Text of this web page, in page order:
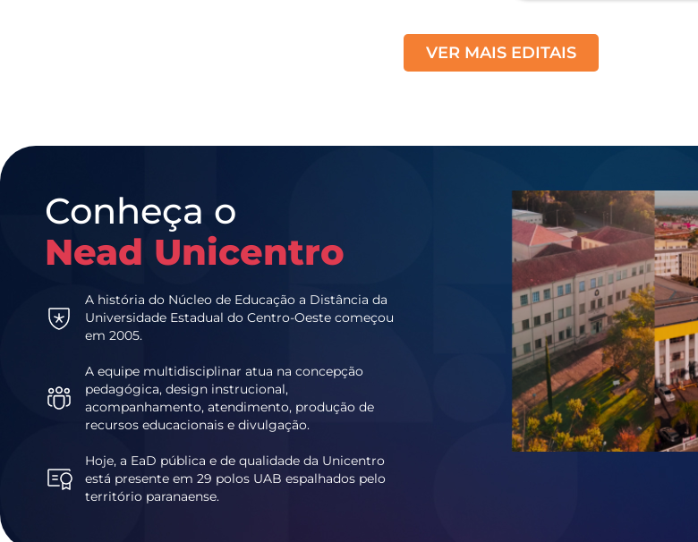
VER MAIS EDITAIS
Conheça o
Nead Unicentro
A história do Núcleo de Educação a Distância da
Universidade Estadual do Centro-Oeste começou
em 2005.
A equipe multidisciplinar atua na concepção
pedagógica, design instrucional,
acompanhamento, atendimento, produção de
recursos educacionais e divulgação.
Hoje, a EaD pública e de qualidade da Unicentro
está presente em 29 polos UAB espalhados pelo
território paranaense.